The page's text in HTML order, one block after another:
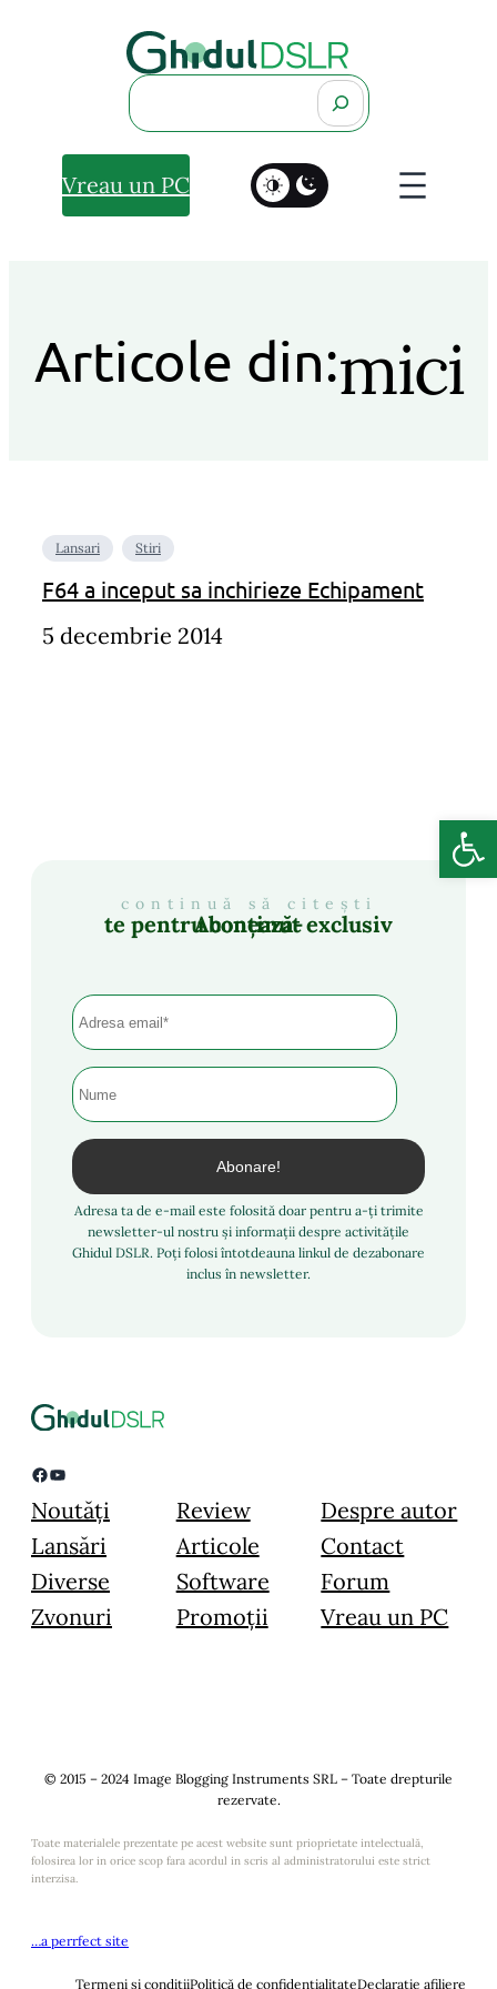
Search
Vreau un PC
Articole din:mici
Lansari Stiri
F64 a inceput sa inchirieze Echipament
5 decembrie 2014
continuă să citești
Abonează-te pentru conținut exclusiv
Adresa ta de e-mail este folosită doar pentru a-ți trimite
newsletter-ul nostru și informații despre activitățile
Ghidul DSLR. Poți folosi întotdeauna linkul de dezabonare
inclus în newsletter.
Facebook YouTube
Noutăți
Lansări
Diverse
Zvonuri
Review
Articole
Software
Promoții
Despre autor
Contact
Forum
Vreau un PC
© 2015 – 2024 Image Blogging Instruments SRL – Toate drepturile
rezervate.
Toate materialele prezentate pe acest website sunt prioprietate intelectuală,
folosirea lor in orice scop fara acordul in scris al administratorului este strict
interzisa.
…a perrfect site
Termeni și condițiiPolitică de confidențialitateDeclarație afiliere